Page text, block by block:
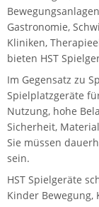
Gastronomie,
Kliniken,
bieten HST
Im Gegensatz zu
Spielplatzgeräte
Nutzung, hohe
Sicherheit,
Sie müssen
sein.
HST Spielgeräte
Kinder Bewegung,